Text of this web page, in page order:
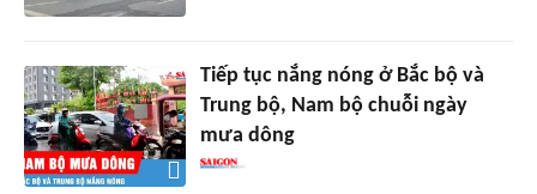
Tiếp tục nắng nóng ở Bắc bộ và
Trung bộ, Nam bộ chuỗi ngày
mưa dông